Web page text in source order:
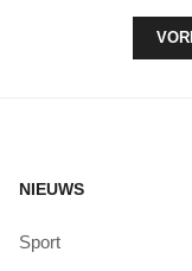
NIEUWS
Sport